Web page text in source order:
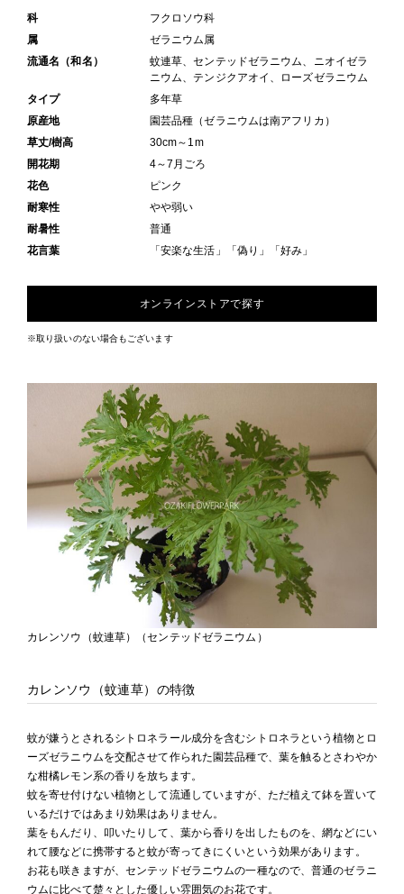
科
フクロソウ科
属
ゼラニウム属
流通名（和名）
蚊連草、センテッドゼラニウム、ニオイゼラ
ニウム、テンジクアオイ、ローズゼラニウム
タイプ
多年草
原産地
園芸品種（ゼラニウムは南アフリカ）
草丈/樹高
30cm～1m
開花期
4～7月ごろ
花色
ピンク
耐寒性
やや弱い
耐暑性
普通
花言葉
「安楽な生活」「偽り」「好み」
オンラインストアで探す
※取り扱いのない場合もございます
カレンソウ（蚊連草）（センテッドゼラニウム）
カレンソウ（蚊連草）の特徴
蚊が嫌うとされるシトロネラール成分を含むシトロネラという植物とロ
ーズゼラニウムを交配させて作られた園芸品種で、葉を触るとさわやか
な柑橘レモン系の香りを放ちます。
蚊を寄せ付けない植物として流通していますが、ただ植えて鉢を置いて
いるだけではあまり効果はありません。
葉をもんだり、叩いたりして、葉から香りを出したものを、網などにい
れて腰などに携帯すると蚊が寄ってきにくいという効果があります。
お花も咲きますが、センテッドゼラニウムの一種なので、普通のゼラニ
ウムに比べて楚々とした優しい雰囲気のお花です。